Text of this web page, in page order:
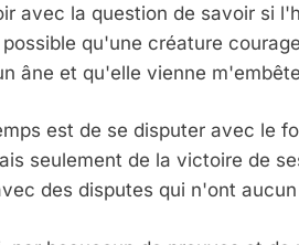
avec la question de savoir si
qu'une créature
âne et qu'elle vienne
est de se disputer avec le
seulement de la victoire de
des disputes qui n'ont
2025, L’année La Plus